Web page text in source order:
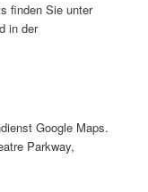
finden Sie unter
in der
Google Maps.
Parkway,